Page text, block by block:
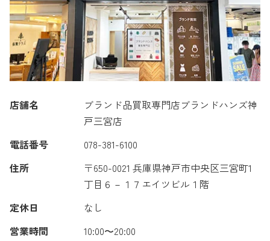
店舗名
ブランド品買取専門店ブランドハンズ神
戸三宮店
電話番号
078-381-6100
住所
〒650-0021 兵庫県神戸市中央区三宮町1
丁目６－１７エイツビル１階
定休日
なし
営業時間
10:00〜20:00